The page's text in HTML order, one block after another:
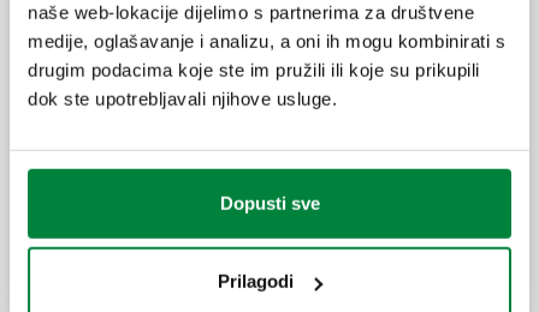
naše web-lokacije dijelimo s partnerima za društvene
medije, oglašavanje i analizu, a oni ih mogu kombinirati s
drugim podacima koje ste im pružili ili koje su prikupili
dok ste upotrebljavali njihove usluge.
Dopusti sve
Prilagodi
Termostatski regulator za recirkulaciju
sanitarne tople vode. S funkcijom
automatske ili kontrolirane termostatske
MISSING
termostatske regulatore serije 116.